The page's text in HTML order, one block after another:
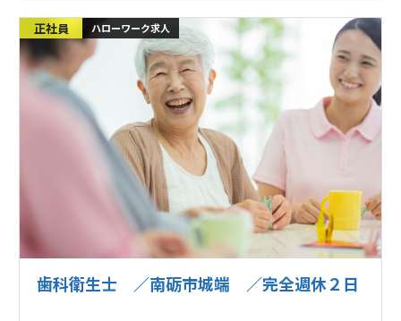
正社員 ハローワーク求人
歯科衛生士 ／南砺市城端 ／完全週休２日